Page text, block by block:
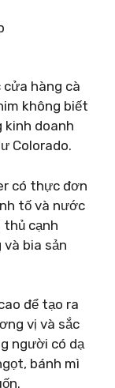
cửa hàng cà
không biết
kinh doanh
Colorado.
có thực đơn
tố và nước
thủ cạnh
bia sản
để tạo ra
vị và sắc
người có dạ
bánh mì